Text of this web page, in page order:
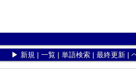
新規 | 一覧| 単語検索| 最終更新|